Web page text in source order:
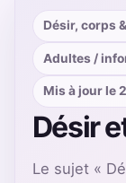
Désir, corps
Adultes /
Mis à jour le
Désir
Le sujet «